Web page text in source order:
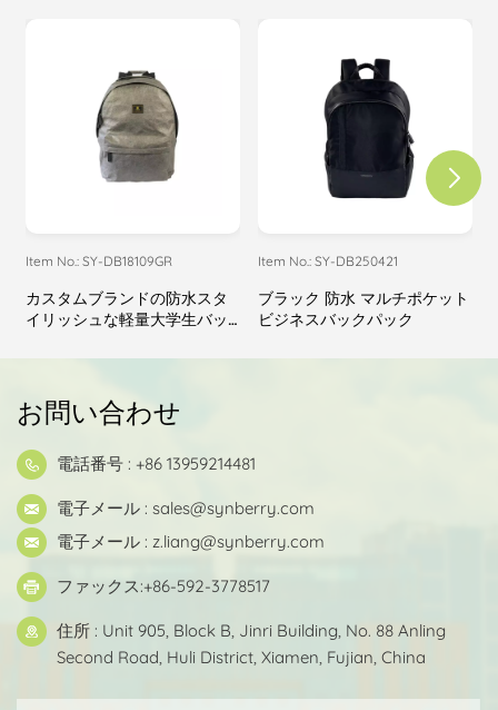
Item No.: SY-DB18109GR
カスタムブランドの防水スタ
イリッシュな軽量大学生バッ
Item No.: SY-DB250421
ブラック 防水 マルチポケット
ビジネスバックパック
お問い合わせ
電話番号 : +86 13959214481
電子メール : sales@synberry.com
電子メール : z.liang@synberry.com
ファックス:+86-592-3778517
住所 : Unit 905, Block B, Jinri Building, No. 88 Anling
Second Road, Huli District, Xiamen, Fujian, China